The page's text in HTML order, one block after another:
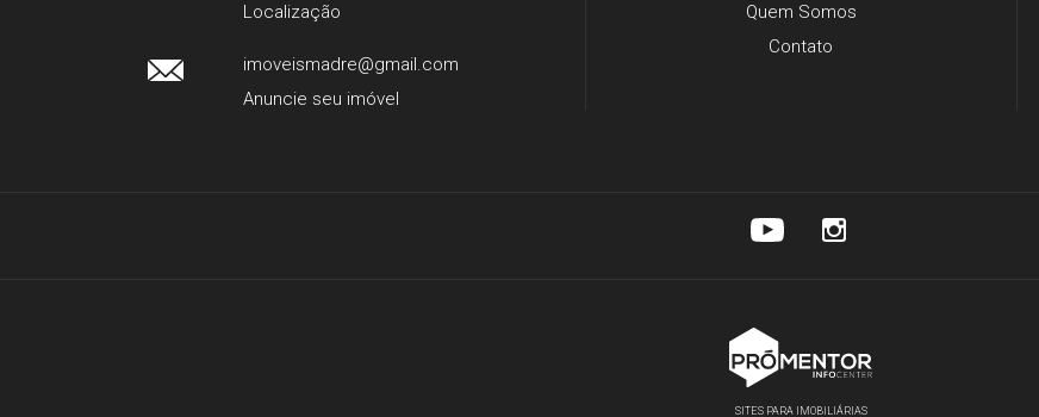
Localização
imoveismadre@gmail.com
Anuncie seu imóvel
Quem Somos
Contato
SITES PARA IMOBILIÁRIAS